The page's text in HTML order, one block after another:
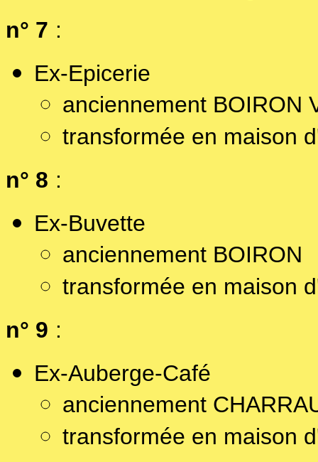
n° 7 :
Ex-Epicerie
anciennement BOIRON
transformée en maison
n° 8 :
Ex-Buvette
anciennement BOIRON
transformée en maison
n° 9 :
Ex-Auberge-Café
anciennement
transformée en maison